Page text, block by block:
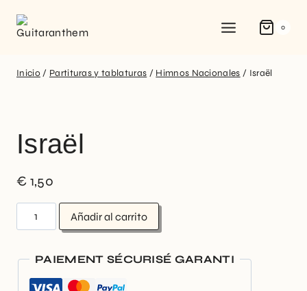
0
Inicio / Partituras y tablaturas / Himnos Nacionales / Israël
Israël
€ 1,50
Añadir al carrito
PAIEMENT SÉCURISÉ GARANTI